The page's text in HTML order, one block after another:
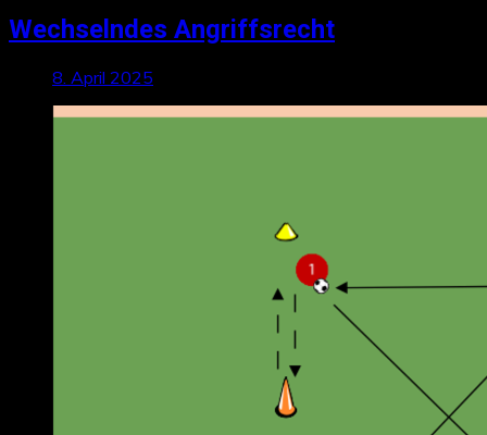
Wechselndes Angriffsrecht
8. April 2025